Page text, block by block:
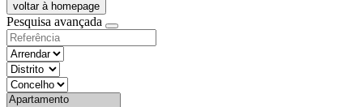
voltar à homepage
Pesquisa avançada
objective
districtId
countyId
types